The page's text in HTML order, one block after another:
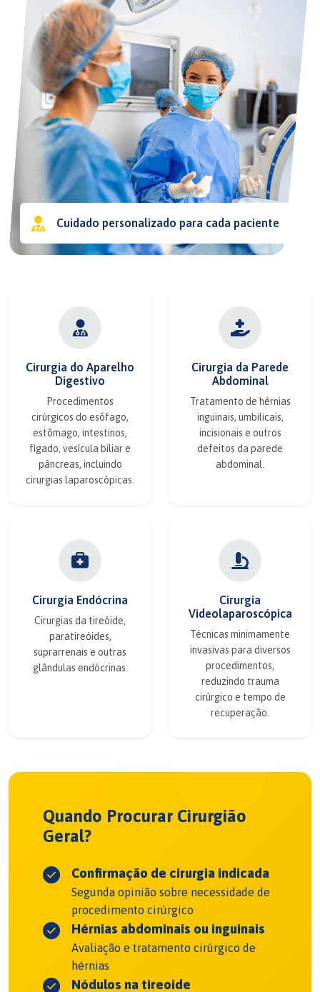
Cuidado personalizado para cada paciente
Cirurgia do Aparelho
Digestivo
Procedimentos
cirúrgicos do esôfago,
estômago, intestinos,
fígado, vesícula biliar e
pâncreas, incluindo
cirurgias laparoscópicas.
Cirurgia da Parede
Abdominal
Tratamento de hérnias
inguinais, umbilicais,
incisionais e outros
defeitos da parede
abdominal.
Cirurgia Endócrina
Cirurgias da tireóide,
paratireóides,
suprarrenais e outras
glândulas endócrinas.
Cirurgia
Videolaparoscópica
Técnicas minimamente
invasivas para diversos
procedimentos,
reduzindo trauma
cirúrgico e tempo de
recuperação.
Quando Procurar Cirurgião
Geral?
Confirmação de cirurgia indicada
Segunda opinião sobre necessidade de
procedimento cirúrgico
Hérnias abdominais ou inguinais
Avaliação e tratamento cirúrgico de
hérnias
Nódulos na tireoide